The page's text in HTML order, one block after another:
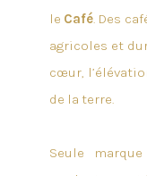
le Café. Des
agricoles et
cœur,
de la terre.
Seule